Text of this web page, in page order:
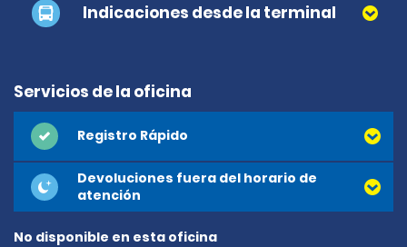
Indicaciones desde la terminal
Servicios de la oficina
Registro Rápido
Devoluciones fuera del horario de
atención
No disponible en esta oficina